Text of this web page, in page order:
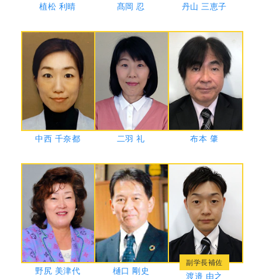
植松 利晴 髙岡 忍 丹山 三恵子
中西 千奈都 二羽 礼 布本 肇
野尻 美津代 樋口 剛史
副学長補佐
渡邉 由之